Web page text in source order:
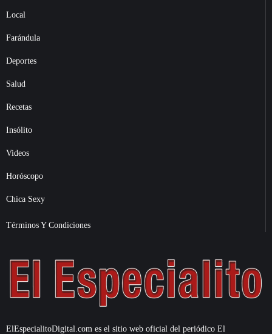
Local
Farándula
Deportes
Salud
Recetas
Insólito
Videos
Horóscopo
Chica Sexy
Términos Y Condiciones
ElEspecialitoDigital.com es el sitio web oficial del periódico El